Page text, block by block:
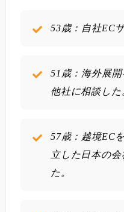
53歳：自社EC
51歳：海外展
他社に相談した
57歳：越境EC
立した日本の
た。